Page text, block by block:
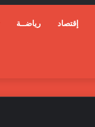
إقتصاد رياضــة